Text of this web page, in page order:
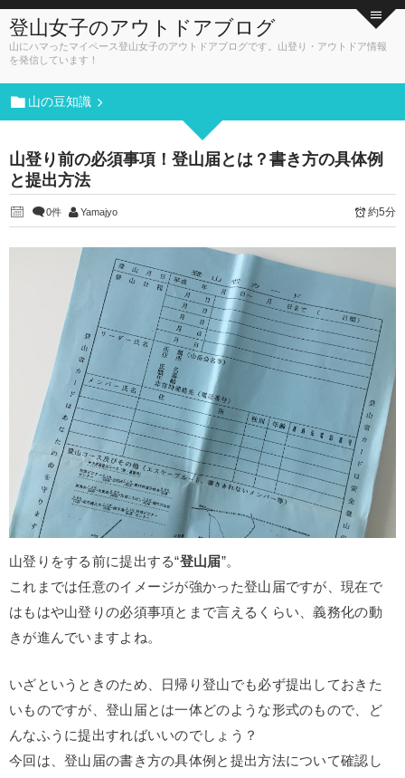
登山女子のアウトドアブログ
山にハマったマイペース登山女子のアウトドアブログです。山登り・アウトドア情報
を発信しています！
山の豆知識
山登り前の必須事項！登山届とは？書き方の具体例
と提出方法
0件 Yamajyo 約5分
山登りをする前に提出する“登山届”。
これまでは任意のイメージが強かった登山届ですが、現在で
はもはや山登りの必須事項とまで言えるくらい、義務化の動
きが進んでいますよね。
いざというときのため、日帰り登山でも必ず提出しておきた
いものですが、登山届とは一体どのような形式のもので、ど
んなふうに提出すればいいのでしょう？
今回は、登山届の書き方の具体例と提出方法について確認し